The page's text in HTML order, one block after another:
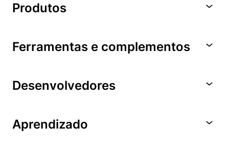
Produtos
Ferramentas e complementos
Desenvolvedores
Aprendizado